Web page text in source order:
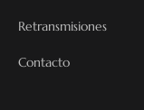
Retransmisiones
Contacto